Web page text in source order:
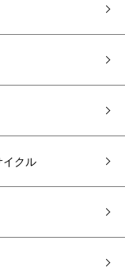
クル